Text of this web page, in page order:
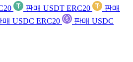
판매 USDT ERC20
판매
매 USDC ERC20
판매 USDC